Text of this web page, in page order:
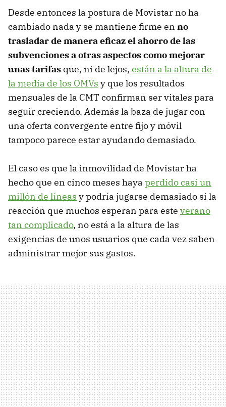
Desde entonces la postura de Movistar no ha
cambiado nada y se mantiene firme en no
trasladar de manera eficaz el ahorro de las
subvenciones a otras aspectos como mejorar
unas tarifas que, ni de lejos, están a la altura de
la media de los OMVs y que los resultados
mensuales de la CMTconfirman ser vitales para
seguir creciendo. Además la baza de jugar con
una oferta convergente entre fijo y móvil
tampoco parece estar ayudando demasiado.
El caso es que la inmovilidad de Movistar ha
hecho que en cinco meses haya perdido casi un
millón de líneas y podría jugarse demasiado si la
reacción que muchos esperan para este verano
tan complicado, no está a la altura de las
exigencias de unos usuarios que cada vez saben
administrar mejor sus gastos.